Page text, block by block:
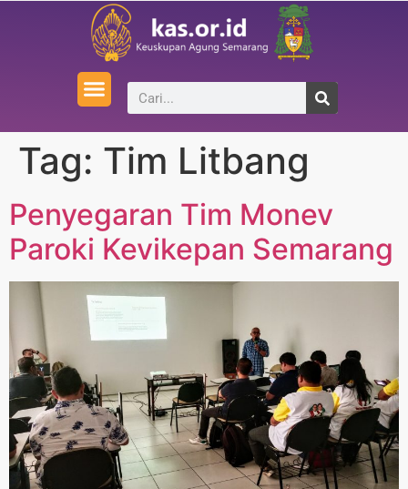
Tag: Tim Litbang
Penyegaran Tim Monev
Paroki Kevikepan Semarang